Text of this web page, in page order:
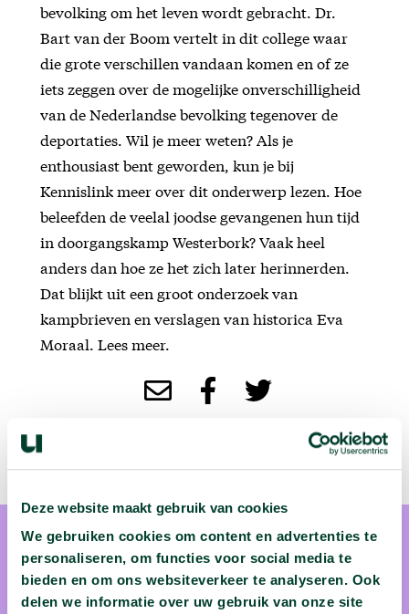
Deze website maakt gebruik van cookies
We gebruiken cookies om content en advertenties te
personaliseren, om functies voor social media te
bieden en om ons websiteverkeer te analyseren. Ook
delen we informatie over uw gebruik van onze site
bevolking om het leven wordt gebracht. Dr.
Bart van der Boom vertelt in dit college waar
die grote verschillen vandaan komen en of ze
iets zeggen over de mogelijke onverschilligheid
van de Nederlandse bevolking tegenover de
deportaties. Wil je meer weten? Als je
enthousiast bent geworden, kun je bij
Kennislink meer over dit onderwerp lezen. Hoe
beleefden de veelal joodse gevangenen hun tijd
in doorgangskamp Westerbork? Vaak heel
anders dan hoe ze het zich later herinnerden.
Dat blijkt uit een groot onderzoek van
kampbrieven en verslagen van historica Eva
Moraal. Lees meer.